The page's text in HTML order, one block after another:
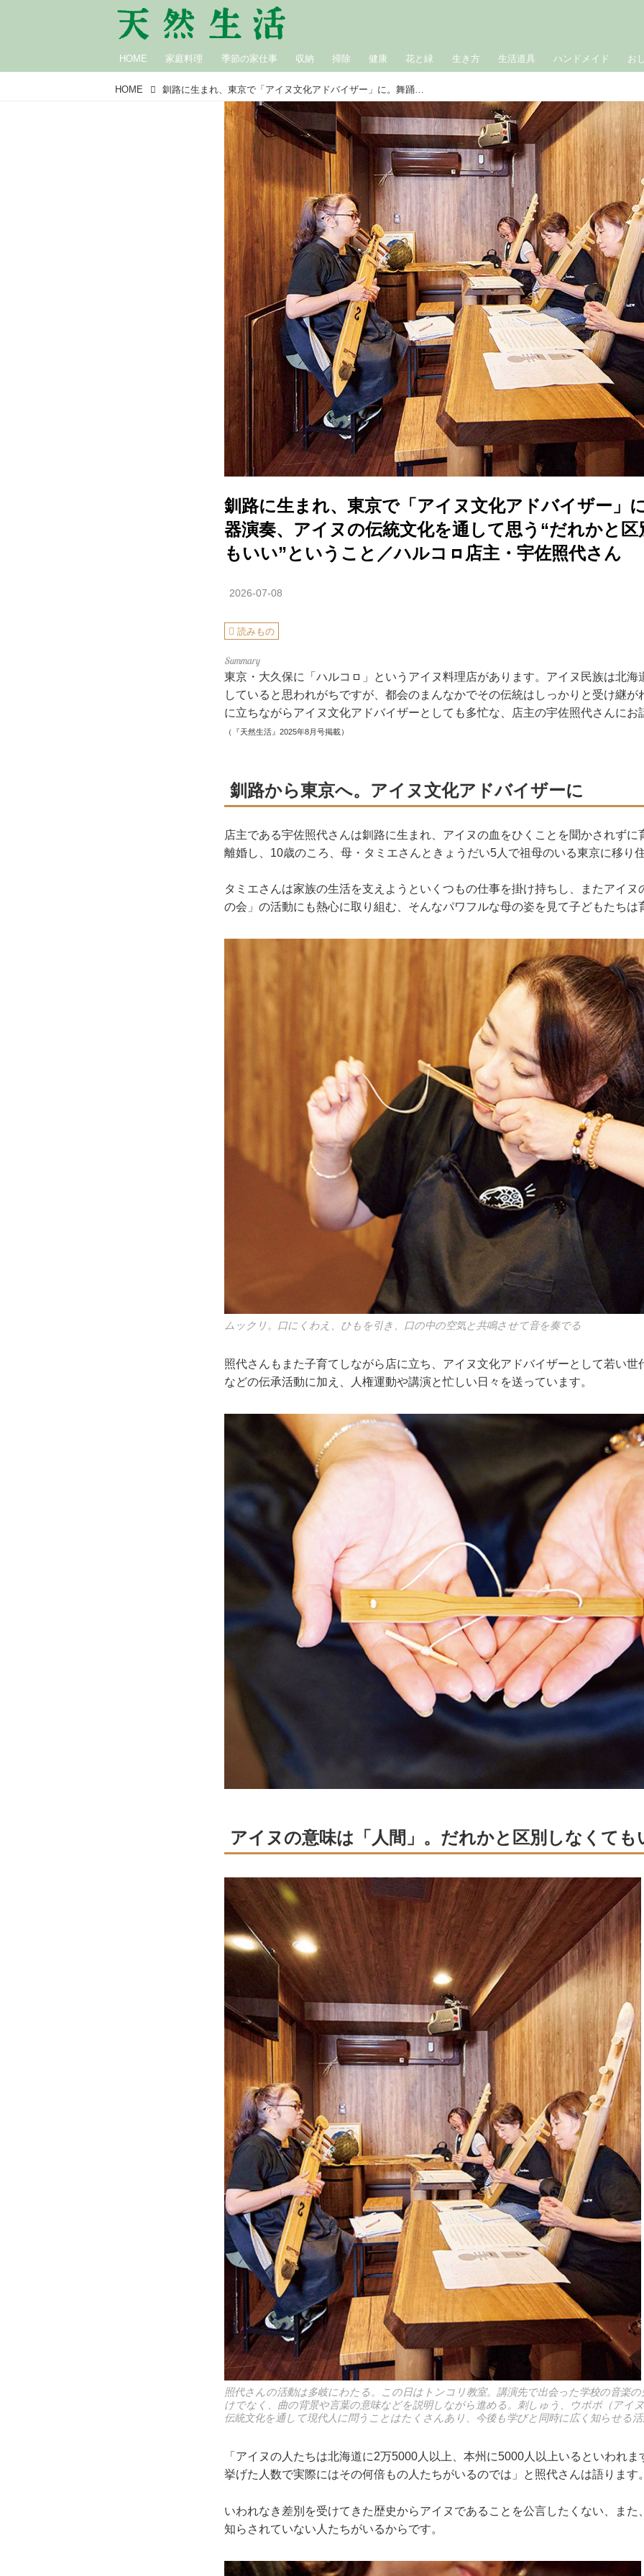
HOME 家庭料理 季節の家仕事 収納 掃除 健康 花と緑 生き方 生活道具 ハンドメイド お
HOME 釧路に生まれ、東京で「アイヌ文化アドバイザー」に。舞踊や楽器演奏、アイヌの伝統文化を通して思う“だれかと区別しなくてもいい”ということ／ハルコㇿ店主・宇佐照代さん
釧路に生まれ、東京で「アイヌ文化アドバイザー」
器演奏、アイヌの伝統文化を通して思う“だれかと
もいい”ということ／ハルコㇿ店主・宇佐照代さん
2026-07-08
読みもの
東京・大久保に「ハルコㇿ」というアイヌ料理店があります。アイヌ民族は北海
していると思われがちですが、都会のまんなかでその伝統はしっかりと受け継が
に立ちながらアイヌ文化アドバイザーとしても多忙な、店主の宇佐照代さんにお
（『天然生活』2025年8月号掲載）
釧路から東京へ。アイヌ文化アドバイザーに
店主である宇佐照代さんは釧路に生まれ、アイヌの血をひくことを聞かされずに
離婚し、10歳のころ、母・タミエさんときょうだい5人で祖母のいる東京に移り
タミエさんは家族の生活を支えようといくつもの仕事を掛け持ちし、またアイヌ
の会」の活動にも熱心に取り組む、そんなパワフルな母の姿を見て子どもたちは
ムックリ。口にくわえ、ひもを引き、口の中の空気と共鳴させて音を奏でる
照代さんもまた子育てしながら店に立ち、アイヌ文化アドバイザーとして若い世
などの伝承活動に加え、人権運動や講演と忙しい日々を送っています。
アイヌの意味は「人間」。だれかと区別しなくても
照代さんの活動は多岐にわたる。この日はトンコリ教室。講演先で出会った学校の音楽
けでなく、曲の背景や言葉の意味などを説明しながら進める。刺しゅう、ウポポ（アイ
伝統文化を通して現代人に問うことはたくさんあり、今後も学びと同時に広く知らせる
「アイヌの人たちは北海道に2万5000人以上、本州に5000人以上いるといわれま
挙げた人数で実際にはその何倍もの人たちがいるのでは」と照代さんは語ります
いわれなき差別を受けてきた歴史からアイヌであることを公言したくない、また
知らされていない人たちがいるからです。